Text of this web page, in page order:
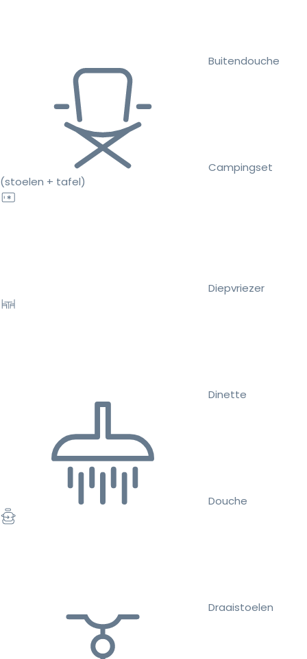
Buitendouche
Campingset
(stoelen + tafel)
Diepvriezer
Dinette
Douche
Draaistoelen